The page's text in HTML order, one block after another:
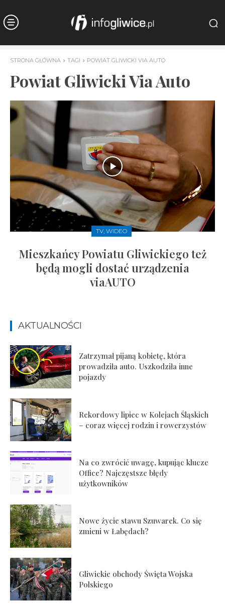
STRONA GŁÓWNA TAGI POWIAT GLIWICKI VIA AUTO
Powiat Gliwicki Via Auto
TV, WIDEO
Mieszkańcy Powiatu Gliwickiego też
będą mogli dostać urządzenia
viaAUTO
AKTUALNOŚCI
Zatrzymał pijaną kobietę, która
prowadziła auto. Uszkodziła inne
pojazdy
Rekordowy lipiec w Kolejach Śląskich
– coraz więcej rodzin i rowerzystów
Na co zwrócić uwagę, kupując klucze
Office? Najczęstsze błędy
użytkowników
Nowe życie stawu Szuwarek. Co się
zmieni w Łabędach?
Gliwickie obchody Święta Wojska
Polskiego